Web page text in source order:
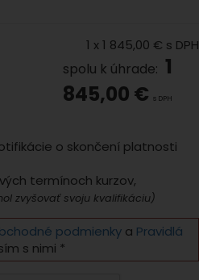
1 x1 845,00 € s DPH
spolu k úhrade: 1
845,00 €s DPH
o skončení platnosti
termínoch kurzov,
zvyšovať svoju kvalifikáciu)
podmienky a Pravidlá
s nimi *